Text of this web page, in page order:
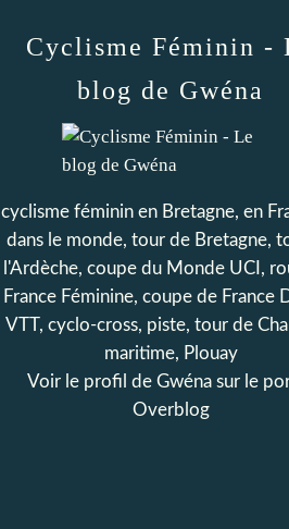
Cyclisme Féminin -
blog de Gwéna
cyclisme féminin en Bretagne, en
dans le monde, tour de Bretagne,
l'Ardèche, coupe du Monde UCI,
France Féminine, coupe de France
VTT, cyclo-cross, piste, tour de
maritime, Plouay
Voir le profil de Gwénasur le
Overblog